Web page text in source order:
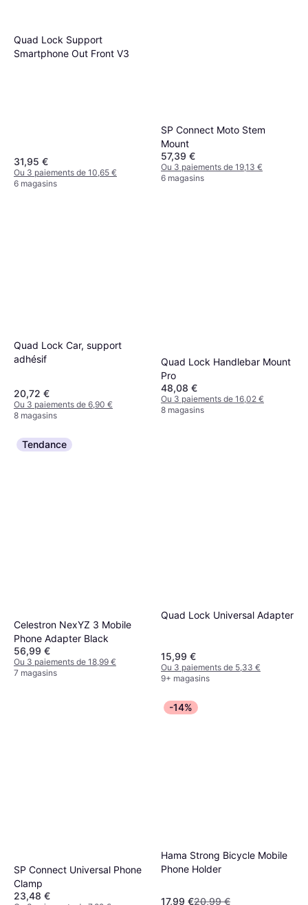
Quad Lock Support
Smartphone Out Front V3
31,95 €
Ou 3 paiements de 10,65 €
6 magasins
SP Connect Moto Stem
Mount
57,39 €
Ou 3 paiements de 19,13 €
6 magasins
Quad Lock Car, support
adhésif
20,72 €
Ou 3 paiements de 6,90 €
8 magasins
Quad Lock Handlebar Mount
Pro
48,08 €
Ou 3 paiements de 16,02 €
8 magasins
Tendance
Celestron NexYZ 3 Mobile
Phone Adapter Black
56,99 €
Ou 3 paiements de 18,99 €
7 magasins
Quad Lock Universal Adapter
15,99 €
Ou 3 paiements de 5,33 €
9+ magasins
SP Connect Universal Phone
Clamp
23,48 €
-14%
Hama Strong Bicycle Mobile
Phone Holder
17,99 €20,99 €